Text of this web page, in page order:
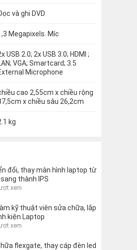
và ghi DVD
Megapixels. Míc
USB 2.0; 2x USB 3.0; HDMI ;
VGA; Smartcard; 3.5
Microphone
cao 2,55cm x chiều rộng
x chiều sâu 26,2cm
kg
đổi, thay màn hình laptop từ
sang thành IPS
xem
kỹ thuật viên sửa chữa, lắp
kiện Laptop
xem
flexgate, thay cáp đèn led